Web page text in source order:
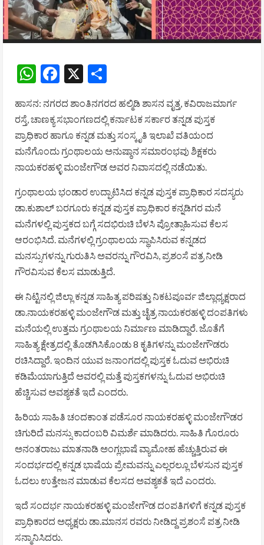
WhatsApp
Facebook
X
ಹಾಸನ: ನಗರದ ಶಾಂತಿನಗರದ ಹಲ್ಮಿಡಿ ಶಾಸನ ವೃತ್ತ, ಕವಿರಾಜಮಾರ್ಗ
ರಸ್ತೆ, ಚಾಣಕ್ಯ ಸಭಾಂಗಣದಲ್ಲಿ ಕರ್ನಾಟಕ ಸರ್ಕಾರ ತನ್ನಡ ಪುಸ್ತಕ
ಪ್ರಾಧಿಕಾರ ಹಾಗೂ ಕನ್ನಡ ಮತ್ತು ಸಂಸ್ಕೃತಿ ಇಲಾಖೆ ವತಿಯಂದ
ಮನೆಗೊಂದು ಗ್ರಂಥಾಲಯ ಅನುಷ್ಠಾನ ಸಮಾರಂಭವು ಶಿಕ್ಷಕರು
ನಾಯಕರಹಳ್ಳಿ ಮಂಜೇಗೌಡ ಅವರ ನಿವಾಸದಲ್ಲಿ ನಡೆಯಿತು.
ಗ್ರಂಥಾಲಯ ಭಂಡಾರ ಉದ್ಘಾಟಿಸಿದ ಕನ್ನಡ ಪುಸ್ತಕ ಪ್ರಾಧಿಕಾರ ಸದಸ್ಯರು
ಡಾ.ಕುಶಾಲ್ ಬರಗೂರು ಕನ್ನಡ ಪುಸ್ತಕ ಪ್ರಾಧಿಕಾರ ಕನ್ನಡಿಗರ ಮನೆ
ಮನೆಗಳಲ್ಲಿ ಪುಸ್ತಕದ ಬಗ್ಗೆ ಸದಭಿರುಚಿ ಬೆಳಸಿ ಪ್ರೋತ್ಸಾಹಿಸುವ ಕೆಲಸ
ಆರಂಭಿಸಿದೆ. ಮನೆಗಳಲ್ಲಿ ಗ್ರಂಥಾಲಯ ಸ್ಥಾಪಿಸಿರುವ ಕನ್ನಡದ
ಮನಸ್ಸುಗಳನ್ನು ಗುರುತಿಸಿ ಅವರನ್ನು ಗೌರವಿಸಿ, ಪ್ರಶಂಸೆ ಪತ್ರ ನೀಡಿ
ಗೌರವಿಸುವ ಕೆಲಸ ಮಾಡುತ್ತಿದೆ.
ಈ ನಿಟ್ಟಿನಲ್ಲಿ ಜಿಲ್ಲಾ ಕನ್ನಡ ಸಾಹಿತ್ಯ ಪರಿಷತ್ತು ನಿಕಟಪೂರ್ವ ಜಿಲ್ಲಾಧ್ಯಕ್ಷರಾದ
ಡಾ.ನಾಯಕರಹಳ್ಳಿ ಮಂಜೇಗೌಡ ಮತ್ತು ಚೈತ್ರ ನಾಯಕರಹಳ್ಳಿ ದಂಪತಿಗಳು
ಮನೆಯಲ್ಲಿ ಉತ್ತಮ ಗ್ರಂಥಾಲಯ ನಿರ್ಮಾಣ ಮಾಡಿದ್ದಾರೆ. ಜೊತೆಗೆ
ಸಾಹಿತ್ಯ ಕ್ಷೇತ್ರದಲ್ಲಿ ತೊಡಗಿಸಿಕೊಂಡು 8 ಕೃತಿಗಳನ್ನು ಮಂಜೇಗೌಡರು
ರಚಿಸಿದ್ದಾರೆ. ಇಂದಿನ ಯುವ ಜನಾಂಗದಲ್ಲಿ ಪುಸ್ತಕ ಓದುವ ಅಭಿರುಚಿ
ಕಡಿಮೆಯಾಗುತ್ತಿದೆ ಅವರಲ್ಲಿ ಮತ್ತೆ ಪುಸ್ತಕಗಳನ್ನು ಓದುವ ಅಭಿರುಚಿ
ಹೆಚ್ಚಿಸುವ ಅವಶ್ಯಕತೆ ಇದೆ ಎಂದರು.
ಹಿರಿಯ ಸಾಹಿತಿ ಚಂದಕಾಂತ ಪಡೆಸೂರ ನಾಯಕರಹಳ್ಳಿ ಮಂಜೇಗೌಡರ
ಚಿಗುರಿದೆ ಮನಸ್ಸು ಕಾದಂಬರಿ ವಿಮರ್ಶೆ ಮಾಡಿದರು. ಸಾಹಿತಿ ಗೊರೂರು
ಅನಂತರಾಜು ಮಾತನಾಡಿ ಅಂಗ್ಲಭಾಷೆ ವ್ಯಾಮೋಹ ಹೆಚ್ಚುತ್ತಿರುವ ಈ
ಸಂದರ್ಭದಲ್ಲಿ ಕನ್ನಡ ಭಾಷೆಯ ಪ್ರೇಮವನ್ನು ಎಲ್ಲರಲ್ಲೂ ಬೆಳಸುನ ಪುಸ್ತಕ
ಓದಲು ಉತ್ತೇಜನ ಮಾಡುವ ಕೆಲಸದ ಅವಶ್ಯಕತೆ ಇದೆ ಎಂದರು.
ಇದೆ ಸಂದರ್ಭ ನಾಯಕರಹಳ್ಳಿ ಮಂಜೇಗೌಡ ದಂಪತಿಗಳಿಗೆ ಕನ್ನಡ ಪುಸ್ತಕ
ಪ್ರಾಧಿಕಾರದ ಅಧ್ಯಕ್ಷರು ಡಾ.ಮಾನಸ ರವರು ನೀಡಿದ್ದ ಪ್ರಶಂಸೆ ಪತ್ರ ನೀಡಿ
ಸನ್ಮಾನಿಸಿದರು.